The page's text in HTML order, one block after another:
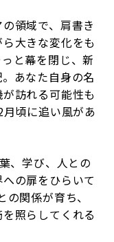
領域で、肩書き
大きな変化をも
と幕を閉じ、新
あなた自身の名
訪れる可能性も
頃に追い風があ
、学び、人との
の扉をひらいて
関係が育ち、
照らしてくれる